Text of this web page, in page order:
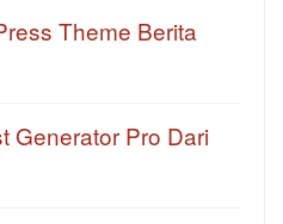
Theme Berita
Generator Pro Dari